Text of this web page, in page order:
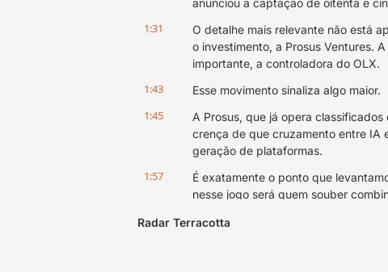
anunciou a captação de oitenta e
1:31
O detalhe mais relevante não está
o investimento, a Prosus Ventures.
importante, a controladora do OLX.
1:43 Esse movimento sinaliza algo maior.
1:45
A Prosus, que já opera
crença de que cruzamento entre IA
geração de plataformas.
1:57
É exatamente o ponto que
nesse jogo será quem souber
Radar Terracotta